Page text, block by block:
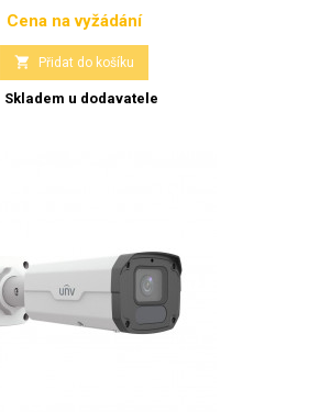
Cena
Cena na vyžádání
 Přidat do košíku
Skladem u dodavatele